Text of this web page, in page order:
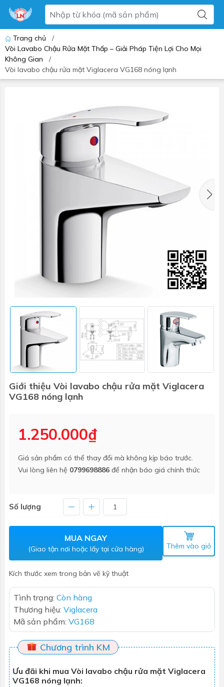
Trang chủ
/
Vòi Lavabo Chậu Rửa Mặt Thấp – Giải Pháp Tiện Lợi Cho Mọi
Không Gian
/
Vòi lavabo chậu rửa mặt Viglacera VG168 nóng lạnh
Giới thiệu Vòi lavabo chậu rửa mặt Viglacera
VG168 nóng lạnh
1.250.000₫
Giá sản phẩm có thể thay đổi mà không kịp báo trước.
Vui lòng liên hệ 0799698886 để nhận báo giá chính thức
Số lượng
MUA NGAY
(Giao tận nơi hoặc lấy tại cửa hàng) Thêm vào giỏ
Kích thước xem trong bản vẽ kỹ thuật
Tình trạng: Còn hàng
Thương hiệu: Viglacera
Mã sản phẩm: VG168
Chương trình KM
Ưu đãi khi mua Vòi lavabo chậu rửa mặt Viglacera
VG168 nóng lạnh: